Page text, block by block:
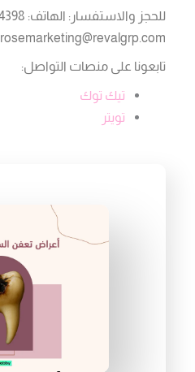
للحجز والاستفسار: الهاتف: 920004398 البريد الإلكتروني:
rosemarketing@revalgrp.com
تابعونا على منصات التواصل:
تيك توك
تويتر